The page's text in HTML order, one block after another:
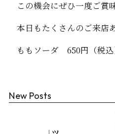
この機会にぜひ一度ご賞
本日もたくさんのご来店
ももソーダ 650円（税込
New Posts